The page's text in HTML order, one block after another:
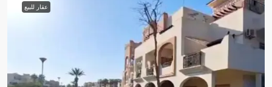
عقار للبيع